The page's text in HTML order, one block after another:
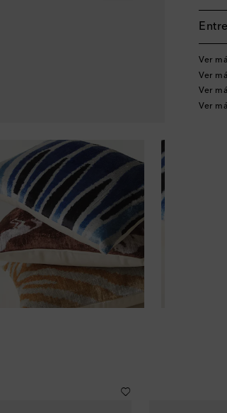
Ver
Ver
Ver
Ver